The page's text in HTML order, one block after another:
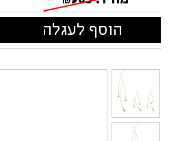
הוסף לעגלה